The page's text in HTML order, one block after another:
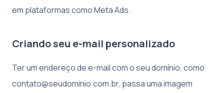
em plataformas como Meta Ads.
Criando seu e-mail personalizado
Ter um endereço de e-mail com o seu domínio, como
contato@seudominio.com.br, passa uma imagem